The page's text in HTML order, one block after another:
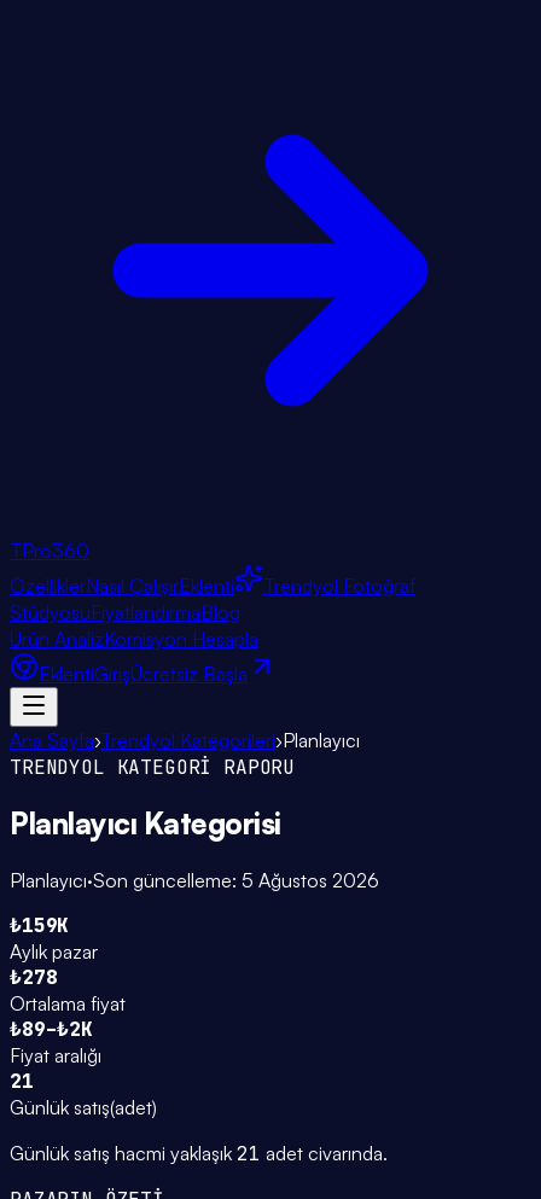
TPro360
ÖzelliklerNasıl ÇalışırEklenti
Trendyol Fotoğraf
StüdyosuFiyatlandırmaBlog
Ürün AnalizKomisyon Hesapla
EklentiGirişÜcretsiz Başla
Ana Sayfa›Trendyol Kategorileri›Planlayıcı
TRENDYOL KATEGORİ RAPORU
Planlayıcı Kategorisi
Planlayıcı·Son güncelleme: 5 Ağustos 2026
₺159K
Aylık pazar
₺278
Ortalama fiyat
₺89–₺2K
Fiyat aralığı
21
Günlük satış(adet)
Günlük satış hacmi yaklaşık 21 adet civarında.